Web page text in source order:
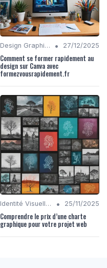
Design Graphique • 27/12/2025
Comment se former rapidement au
design sur Canva avec
formezvousrapidement.fr
Identité Visuelle et Branding • 25/11/2025
Comprendre le prix d’une charte
graphique pour votre projet web